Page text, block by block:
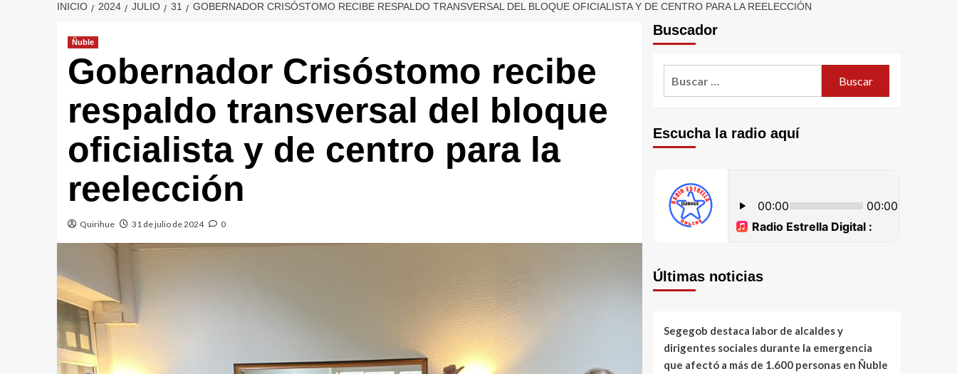
INICIO 2024 JULIO 31 GOBERNADOR CRISÓSTOMO RECIBE RESPALDO TRANSVERSAL DEL BLOQUE OFICIALISTA Y DE CENTRO PARA LA REELECCIÓN
Ñuble
Gobernador Crisóstomo recibe
respaldo transversal del bloque
oficialista y de centro para la
reelección
Quirihue 31 de julio de 2024 0
Buscador
Escucha la radio aquí
Últimas noticias
Segegob destaca labor de alcaldes y
dirigentes sociales durante la emergencia
que afectó a más de 1.600 personas en Ñuble